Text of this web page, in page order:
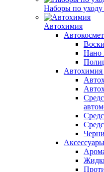
Наборы по уходу
Автохимия
Нано
Автохимия
Аксессуары